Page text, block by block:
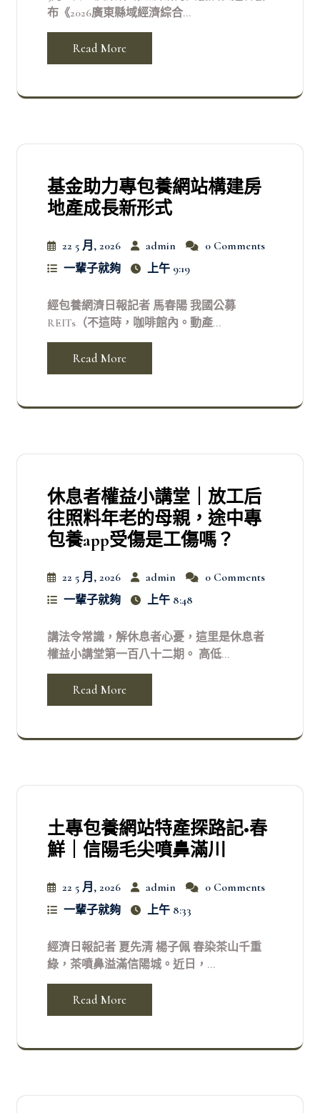
布《2026廣東縣域經濟綜合...
Read More
基金助力專包養網站構建房
地產成長新形式
22 5 月, 2026 admin
0 Comments
一輩子就夠
上午 9:19
經包養網濟日報記者 馬春陽 我國公募
REITs（不這時，咖啡館內。動產...
Read More
休息者權益小講堂｜放工后
往照料年老的母親，途中專
包養app受傷是工傷嗎？
22 5 月, 2026 admin
0 Comments
一輩子就夠
上午 8:48
講法令常識，解休息者心憂，這里是休息者
權益小講堂第一百八十二期。 高低...
Read More
土專包養網站特產探路記•春
鮮｜信陽毛尖噴鼻滿川
22 5 月, 2026 admin
0 Comments
一輩子就夠
上午 8:33
經濟日報記者 夏先清 楊子佩 春染茶山千重
綠，茶噴鼻溢滿信陽城。近日，...
Read More